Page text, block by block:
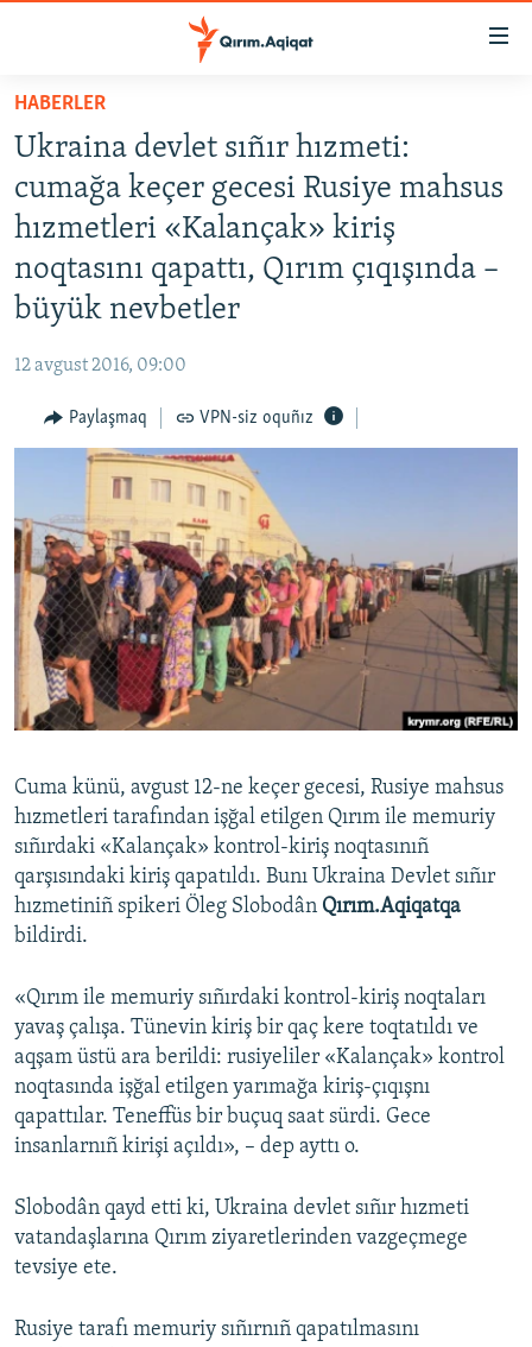
Esas
qaytmaq
Baş
navigatsiyağa
qaytmaq
Qıdıruvğa
qaytmaq
HABERLER
SİYASET
İQTİSADİYAT
CEMİYET
MEDENİYET
VİDEO
SÜRET
BLOGLAR
Русский
Українською
QOŞULIÑIZ!
RFE/RS bütün saytları
HABERLER
Ukraina devlet sıñır hızmeti:
cumağa keçer gecesi Rusiye mahsus
hızmetleri «Kalançak» kiriş
noqtasını qapattı, Qırım çıqışında –
büyük nevbetler
12 avgust 2016, 09:00
Paylaşmaq VPN-siz oquñız
Cuma künü, avgust 12-ne keçer gecesi, Rusiye mahsus
hızmetleri tarafından işğal etilgen Qırım ile memuriy
sıñırdaki «Kalançak» kontrol-kiriş noqtasınıñ
qarşısındaki kiriş qapatıldı. Bunı Ukraina Devlet sıñır
hızmetiniñ spikeri Öleg Slobodân Qırım.Aqiqatqa
bildirdi.
«Qırım ile memuriy sıñırdaki kontrol-kiriş noqtaları
yavaş çalışa. Tünevin kiriş bir qaç kere toqtatıldı ve
aqşam üstü ara berildi: rusiyeliler «Kalançak» kontrol
noqtasında işğal etilgen yarımağa kiriş-çıqışnı
qapattılar. Teneffüs bir buçuq saat sürdi. Gece
insanlarnıñ kirişi açıldı», – dep ayttı o.
Slobodân qayd etti ki, Ukraina devlet sıñır hızmeti
vatandaşlarına Qırım ziyaretlerinden vazgeçmege
tevsiye ete.
Rusiye tarafı memuriy sıñırnıñ qapatılmasını